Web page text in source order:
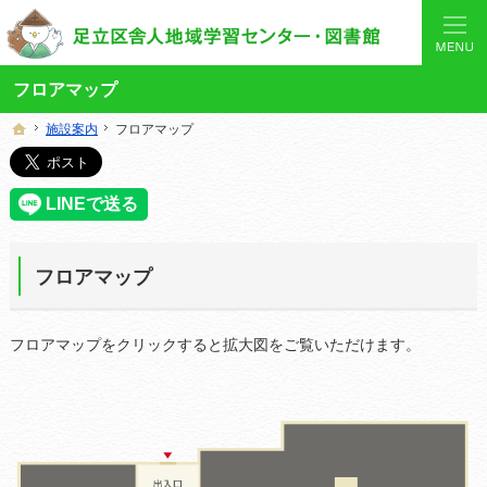
フロアマップ
あなたと「学び」を結ぶ身近なコーディネーター。当サイトでは地域の講座や施設をご案内してい
舎人地域学習センターや図書館の総合案内サイト
ホーム
施設案内 フロアマップ
フロアマップ
フロアマップをクリックすると拡大図をご覧いただけます。
ホーム
施設案内 フロアマップ